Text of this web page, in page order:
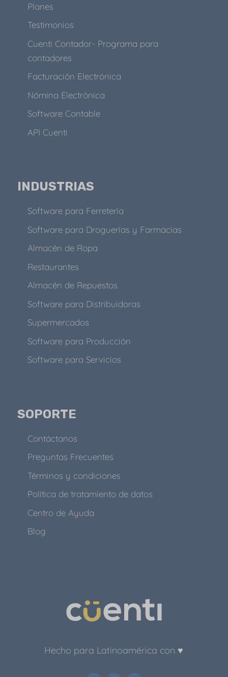
Planes
Testimonios
Cuenti Contador- Programa para
contadores
Facturación Electrónica
Nómina Electrónica
Software Contable
API Cuenti
INDUSTRIAS
Software para Ferretería
Software para Droguerías y Farmacias
Almacén de Ropa
Restaurantes
Almacén de Repuestos
Software para Distribuidoras
Supermercados
Software para Producción
Software para Servicios
SOPORTE
Contáctanos
Preguntas Frecuentes
Términos y condiciones
Política de tratamiento de datos
Centro de Ayuda
Blog
Hecho para Latinoamérica con ♥